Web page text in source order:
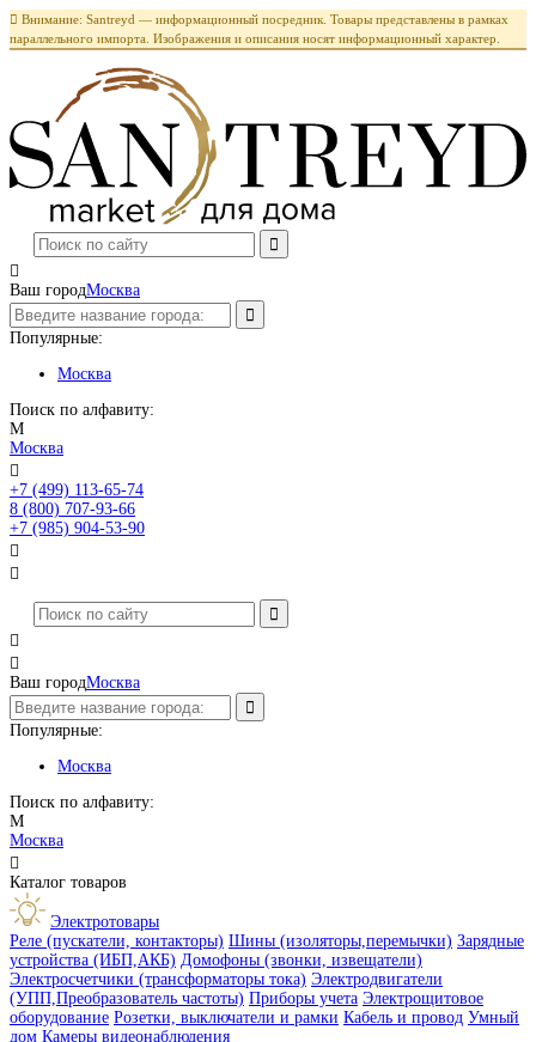
 Внимание: Santreyd — информационный посредник. Товары представлены в рамках
параллельного импорта. Изображения и описания носят информационный характер.

Ваш городМосква
Популярные:
Москва
Поиск по алфавиту:
М
Москва

+7 (499) 113-65-74
8 (800) 707-93-66
+7 (985) 904-53-90




Ваш городМосква
Популярные:
Москва
Поиск по алфавиту:
М
Москва

Каталог товаров
Электротовары
Реле (пускатели, контакторы) Шины (изоляторы,перемычки) Зарядные
устройства (ИБП,АКБ) Домофоны (звонки, извещатели)
Электросчетчики (трансформаторы тока) Электродвигатели
(УПП,Преобразователь частоты) Приборы учета Электрощитовое
оборудование Розетки, выключатели и рамки Кабель и провод Умный
дом Камеры видеонаблюдения